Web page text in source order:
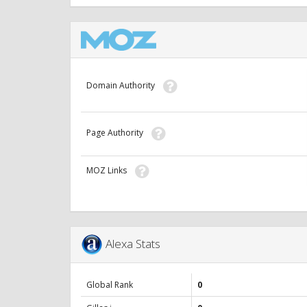
Domain Authority
Page Authority
MOZ Links
Alexa Stats
Global Rank
0